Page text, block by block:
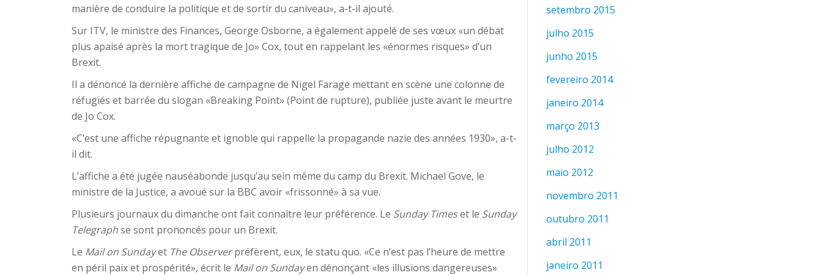
manière de conduire la politique et de sortir du caniveau», a-t-il ajouté.
Sur ITV, le ministre des Finances, George Osborne, a également appelé de ses vœux «un débat
plus apaisé après la mort tragique de Jo» Cox, tout en rappelant les «énormes risques» d’un
Brexit.
Il a dénoncé la dernière affiche de campagne de Nigel Farage mettant en scène une colonne de
réfugiés et barrée du slogan «Breaking Point» (Point de rupture), publiée juste avant le meurtre
de Jo Cox.
«C’est une affiche répugnante et ignoble qui rappelle la propagande nazie des années 1930», a-t-
il dit.
L’affiche a été jugée nauséabonde jusqu’au sein même du camp du Brexit. Michael Gove, le
ministre de la Justice, a avoué sur la BBC avoir «frissonné» à sa vue.
Plusieurs journaux du dimanche ont fait connaître leur préférence. Le Sunday Timeset le Sunday
Telegraphse sont prononcés pour un Brexit.
Le Mail on Sundayet The Observerpréfèrent, eux, le statu quo. «Ce n’est pas l’heure de mettre
en péril paix et prospérité», écrit le Mail on Sundayen dénonçant «les illusions dangereuses»
setembro 2015
julho 2015
junho 2015
fevereiro 2014
janeiro 2014
março 2013
julho 2012
maio 2012
novembro 2011
outubro 2011
abril 2011
janeiro 2011